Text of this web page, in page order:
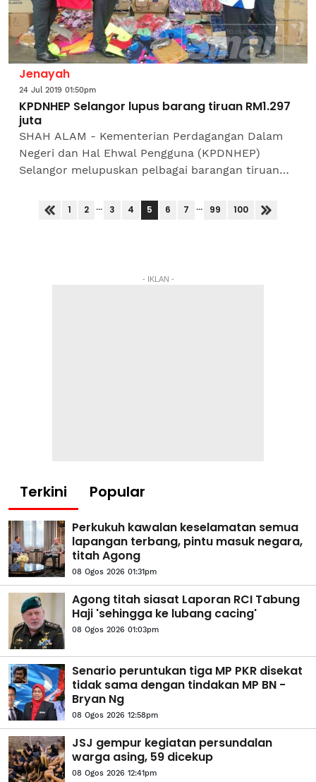
Jenayah
24 Jul 2019 01:50pm
KPDNHEP Selangor lupus barang tiruan RM1.297
juta
SHAH ALAM - Kementerian Perdagangan Dalam
Negeri dan Hal Ehwal Pengguna (KPDNHEP)
Selangor melupuskan pelbagai barangan tiruan
pertama tahun ini. Pengarah...
1 2 ... 3 4 5 6 7 ... 99 100
- IKLAN -
Terkini Popular
Perkukuh kawalan keselamatan semua
lapangan terbang, pintu masuk negara,
titah Agong
08 Ogos 2026 01:31pm
Agong titah siasat Laporan RCI Tabung
Haji 'sehingga ke lubang cacing'
08 Ogos 2026 01:03pm
Senario peruntukan tiga MP PKR disekat
tidak sama dengan tindakan MP BN -
Bryan Ng
08 Ogos 2026 12:58pm
JSJ gempur kegiatan persundalan
warga asing, 59 dicekup
08 Ogos 2026 12:41pm